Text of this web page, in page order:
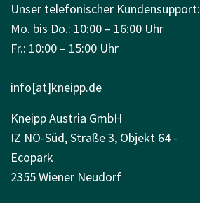
Unser telefonischer Kundensupport:
Mo. bis Do.: 10:00 – 16:00 Uhr
Fr.: 10:00 – 15:00 Uhr
info[at]kneipp.de
Kneipp Austria GmbH
IZ NÖ-Süd, Straße 3, Objekt 64 -
Ecopark
2355 Wiener Neudorf